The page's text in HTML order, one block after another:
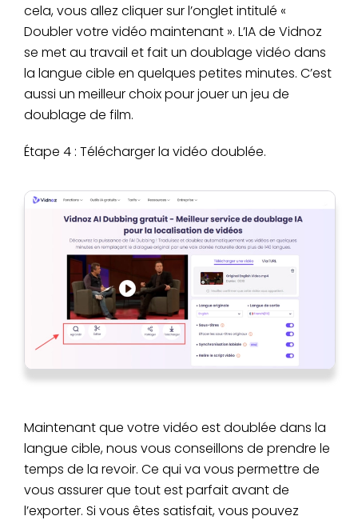
cela, vous allez cliquer sur l’onglet intitulé «
Doubler votre vidéo maintenant ». L’IA de Vidnoz
se met au travail et fait un doublage vidéo dans
la langue cible en quelques petites minutes. C’est
aussi un meilleur choix pour jouer un jeu de
doublage de film.
Étape 4 : Télécharger la vidéo doublée.
Maintenant que votre vidéo est doublée dans la
langue cible, nous vous conseillons de prendre le
temps de la revoir. Ce qui va vous permettre de
vous assurer que tout est parfait avant de
l’exporter. Si vous êtes satisfait, vous pouvez